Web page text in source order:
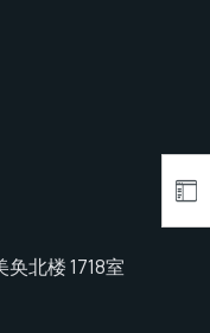
北楼 1718室